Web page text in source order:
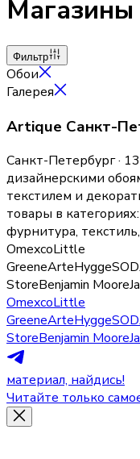
Магазины
Фильтр
Обои
Галерея
Artique Санкт-
Санкт-Петербург ·
дизайнерскими
текстилем и
товары в категориях:
фурнитура,
OmexcoLittle
GreeneArteHygge
StoreBenjamin Moore
OmexcoLittle
GreeneArteHygge
StoreBenjamin Moore
материал, найдись!
Читайте только